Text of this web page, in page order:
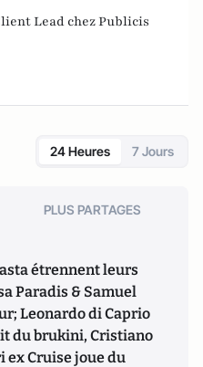
Lead chez Publicis
24 Heures 7 Jours
PLUS PARTAGES
étrennent leurs
Paradis & Samuel
Leonardo di Caprio
du brukini, Cristiano
ex Cruise joue du